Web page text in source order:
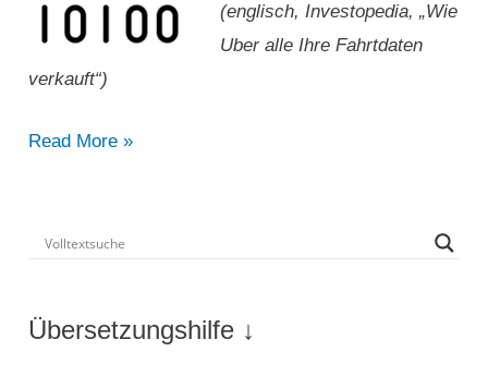
(englisch, Investopedia, „Wie
Uber alle Ihre Fahrtdaten
verkauft“)
„Wie
Ihre
Read More »
Übersetzungshilfe ↓